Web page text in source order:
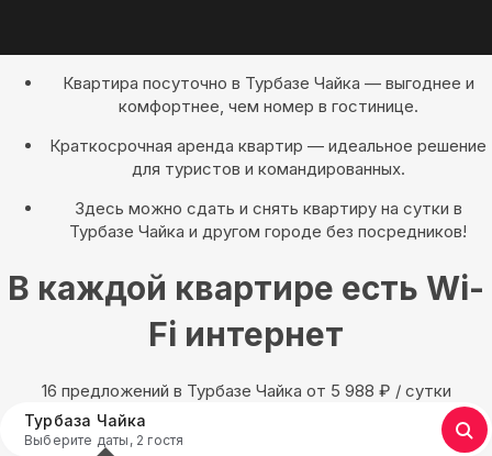
Квартира посуточно в Турбазе Чайка — выгоднее и
комфортнее, чем номер в гостинице.
Краткосрочная аренда квартир — идеальное решение
для туристов и командированных.
Здесь можно сдать и снять квартиру на сутки в
Турбазе Чайка и другом городе без посредников!
В каждой квартире есть Wi-
Fi интернет
16 предложений в Турбазе Чайка oт 5 988 ₽ / сутки
Турбаза Чайка
Выберите даты, 2 гостя